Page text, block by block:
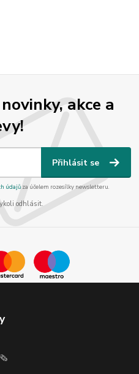
akce a
Přihlásit se
údajůza účelem rozesílky newsletteru.
odhlásit.
🗞️